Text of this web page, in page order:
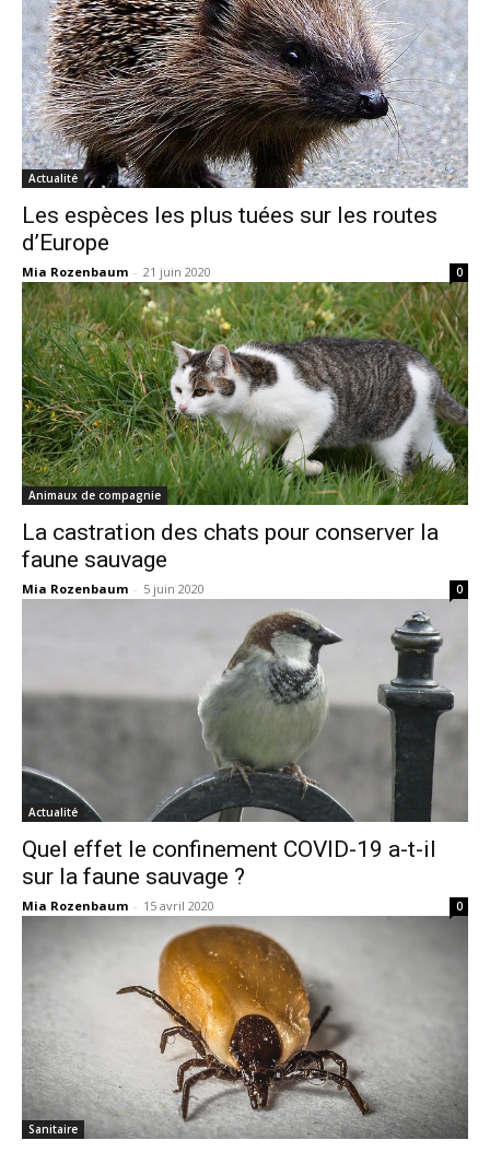
Actualité
Les espèces les plus tuées sur les routes
d’Europe
Mia Rozenbaum - 21 juin 2020 0
Animaux de compagnie
La castration des chats pour conserver la
faune sauvage
Mia Rozenbaum - 5 juin 2020 0
Actualité
Quel effet le confinement COVID-19 a-t-il
sur la faune sauvage ?
Mia Rozenbaum - 15 avril 2020 0
Sanitaire